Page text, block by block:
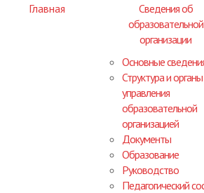
Главная
Сведения об
образовательной
организации
Основные
Структура и органы
управления
образовательной
организацией
Документы
Образование
Руководство
Педагогический